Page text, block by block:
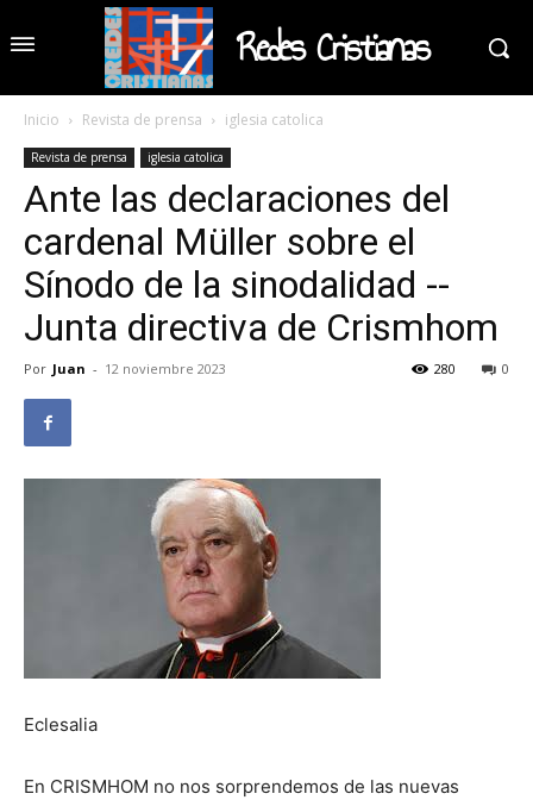
Redes Cristianas
Inicio Revista de prensa iglesia catolica
Revista de prensa iglesia catolica
Ante las declaraciones del
cardenal Müller sobre el
Sínodo de la sinodalidad --
Junta directiva de Crismhom
Por Juan - 12 noviembre 2023 0
280
Eclesalia
En CRISMHOM no nos sorprendemos de las nuevas